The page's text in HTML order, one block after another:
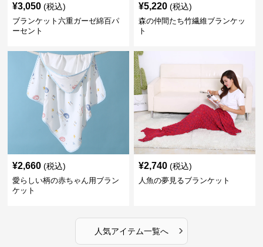
¥3,050 (税込)
ブランケット六重ガーゼ綿百パ
ーセント
¥5,220 (税込)
森の仲間たち竹繊維ブランケッ
ト
¥2,660 (税込)
愛らしい柄の赤ちゃん用ブラン
ケット
¥2,740 (税込)
人魚の夢見るブランケット
人気アイテム一覧へ ›